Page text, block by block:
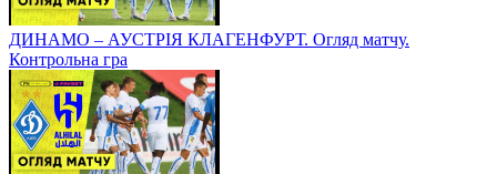
ДИНАМО – АУСТРІЯ КЛАГЕНФУРТ. Огляд матчу.
Контрольна гра